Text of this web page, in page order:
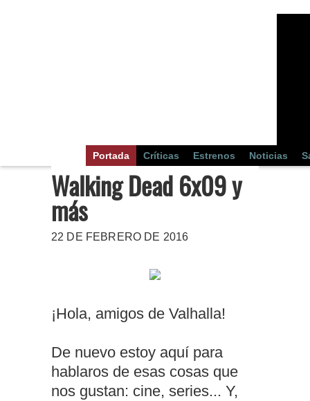
Portada Críticas Estrenos Noticias
Walking Dead 6x09 y
más
22 DE FEBRERO DE 2016
¡Hola, amigos de Valhalla!
De nuevo estoy aquí para
hablaros de esas cosas que
nos gustan: cine, series... Y,